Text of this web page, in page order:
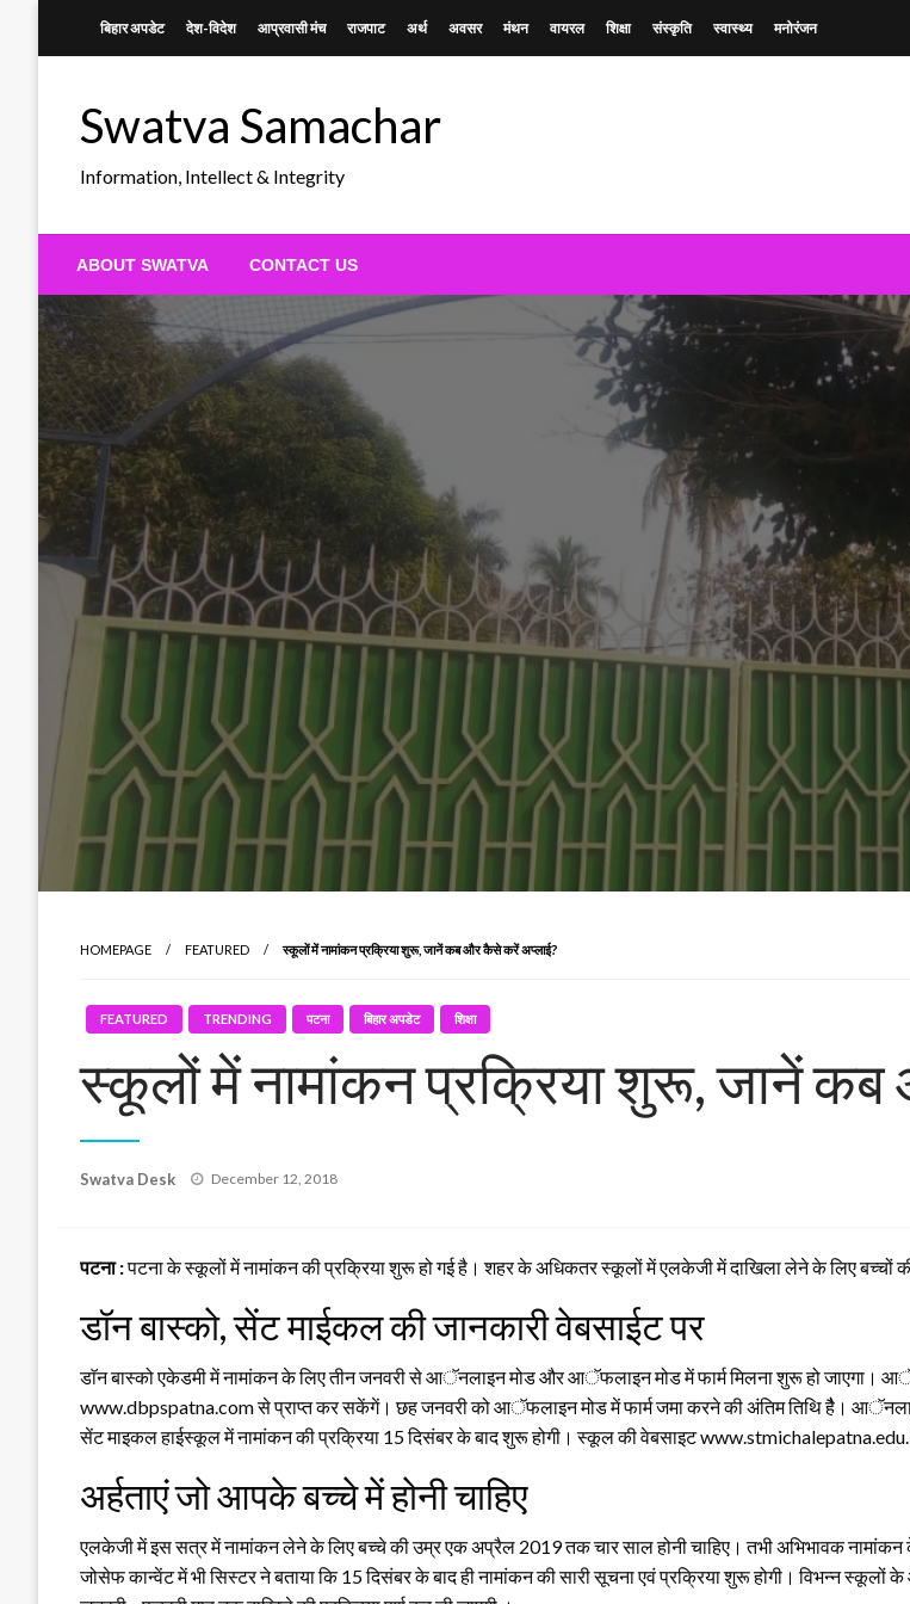
बिहार अपडेट देश-विदेश आप्रवासी मंच राजपाट अर्थ अवसर मंथन वायरल शिक्षा संस्कृति स्वास्थ्य मनोरंजन
Swatva Samachar
Information, Intellect & Integrity
ABOUT SWATVA CONTACT US
HOMEPAGE FEATURED स्कूलों में नामांकन प्रक्रिया शुरू, जानें कब और कैसे करें अप्लाई?
FEATURED TRENDING पटना बिहार अपडेट शिक्षा
स्कूलों में नामांकन प्रक्रिया शुरू, जानें
Swatva Desk
Posted
December 12, 2018
पटना :पटना के स्कूलों में नामांकन की प्रक्रिया शुरू हो गई है। शहर के अधिकतर स्कूलों में एलकेजी में दाखिला लेने के लिए बच्चों
डॉन बास्को, सेंट माईकल की जानकारी वेबसाईट पर
डाॅन बास्को एकेडमी में नामांकन के लिए तीन जनवरी से आॅनलाइन मोड और आॅफलाइन मोड में फार्म मिलना शुरू हो
www.dbpspatna.com से प्राप्त कर सकेंगें। छह जनवरी को आॅफलाइन मोड में फार्म जमा करने की अंतिम तिथि हैै।
सेंट माइकल हाईस्कूल में नामांकन की प्रक्रिया 15 दिसंबर के बाद शुरू होगी। स्कूल की वेबसाइट
अर्हताएं जो आपके बच्चे में होनी चाहिए
एलकेजी में इस सत्र में नामांकन लेने के लिए बच्चे की उम्र एक अप्रैल 2019 तक चार साल होनी चाहिए। तभी अभिभावक
जोसेफ कान्वेंट में भी सिस्टर ने बताया कि 15 दिसंबर के बाद ही नामांकन की सारी सूचना एवं प्रक्रिया शुरू होगी। विभन्न